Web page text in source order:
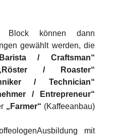
Block können dann
gewählt werden, die
/ Craftsman“
/ Roaster“
/ Technician“
/ Entrepreneur“
„Farmer“ (Kaffeeanbau)
mit